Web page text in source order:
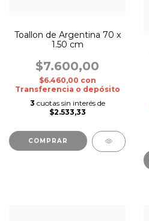
Toallon de Argentina 70 x
1.50 cm
$7.600,00
$6.460,00 con
Transferencia o depósito
3 cuotas sin interés de
$2.533,33